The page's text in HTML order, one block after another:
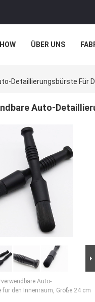
ÜBER UNS
Detaillierungsbürste Für
Auto-
Auto-
für den Innenraum, Größe 24 cm